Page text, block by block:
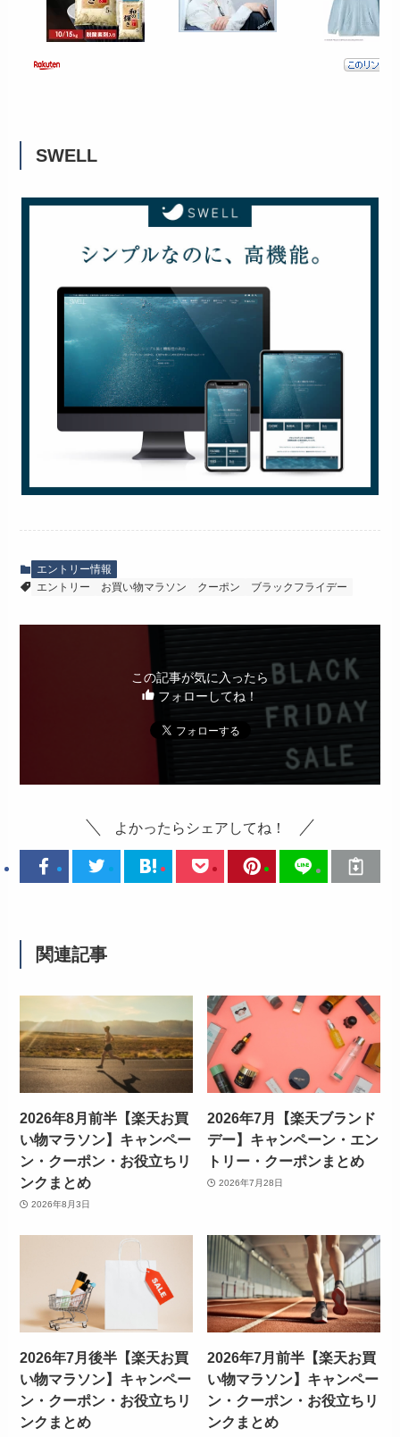
SWELL
エントリー情報
エントリー
お買い物マラソン クーポン ブラックフライデー
この記事が気に入ったら
フォローしてね！
よかったらシェアしてね！
関連記事
2026年8月前半【楽天お買
い物マラソン】キャンペー
ン・クーポン・お役立ちリ
ンクまとめ
2026年8月3日
2026年7月【楽天ブランド
デー】キャンペーン・エン
トリー・クーポンまとめ
2026年7月28日
2026年7月後半【楽天お買
い物マラソン】キャンペー
ン・クーポン・お役立ちリ
ンクまとめ
2026年7月前半【楽天お買
い物マラソン】キャンペー
ン・クーポン・お役立ちリ
ンクまとめ